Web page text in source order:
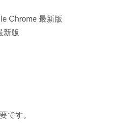
Chrome 最新版
新版
です。